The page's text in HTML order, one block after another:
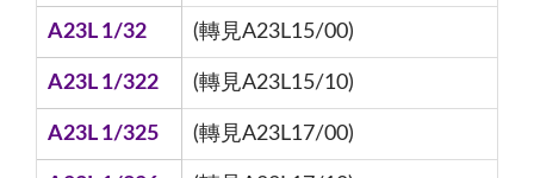
A23L 1/32 (轉見A23L15/00)
A23L 1/322 (轉見A23L15/10)
A23L 1/325 (轉見A23L17/00)